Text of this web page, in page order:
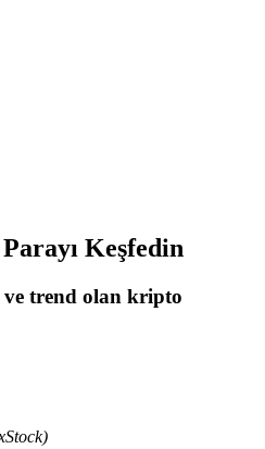
hizmeti
Keşfedin
ve trend olan kripto